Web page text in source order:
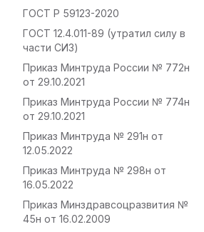
ГОСТ Р 59123-2020
ГОСТ 12.4.011-89 (утратил силу в
части СИЗ)
Приказ Минтруда России № 772н
от 29.10.2021
Приказ Минтруда России № 774н
от 29.10.2021
Приказ Минтруда № 291н от
12.05.2022
Приказ Минтруда № 298н от
16.05.2022
Приказ Минздравсоцразвития №
45н от 16.02.2009